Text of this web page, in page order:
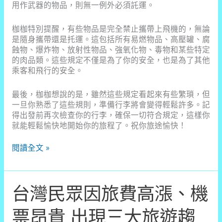
用作武器的物品，則無一例外必須託運。
枷枷特別提醒，有些物品是完全禁止攜帶上飛機的，無論
是隨身攜帶還是托運。這包括所有易燃物品、高壓罐、腐
蝕物、爆炸物、放射性物品、強氧化物、毒物和某些特定
的肉品類。這些規定不僅是為了你的安全，也是為了其他
乘客和飛行的安全。
最後，枷枷想說的是，雖然這些規定看起來有些繁瑣，但
一旦你熟悉了這些規則，準備行李將會變得輕鬆許多。記
得出發前再次檢查你的行李，確保一切符合規定，這樣你
就能輕鬆愉快地開始你的旅程了。祝你旅途愉快！
【行
指
南】
出
遊
閱讀全文 »
台灣民眾因旅費高漲、機
票昂貴 出現三大旅遊趨